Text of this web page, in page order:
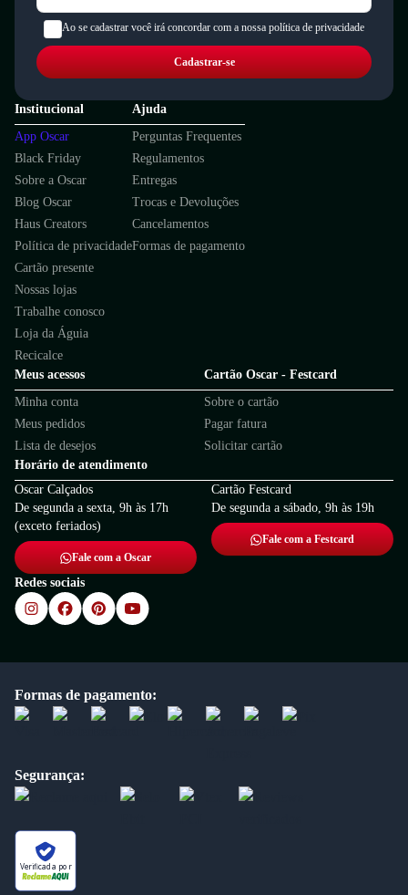
Ao se cadastrar você irá concordar com a nossa política de privacidade
Cadastrar-se
Institucional
App Oscar
Black Friday
Sobre a Oscar
Blog Oscar
Haus Creators
Política de privacidade
Cartão presente
Nossas lojas
Trabalhe conosco
Loja da Águia
Recicalce
Ajuda
Perguntas Frequentes
Regulamentos
Entregas
Trocas e Devoluções
Cancelamentos
Formas de pagamento
Meus acessos
Minha conta
Meus pedidos
Lista de desejos
Cartão Oscar - Festcard
Sobre o cartão
Pagar fatura
Solicitar cartão
Horário de atendimento
Oscar Calçados
De segunda a sexta, 9h às 17h
(exceto feriados)
Fale com a Oscar
Cartão Festcard
De segunda a sábado, 9h às 19h
Fale com a Festcard
Redes sociais
Formas de pagamento:
Segurança:
Verificada por